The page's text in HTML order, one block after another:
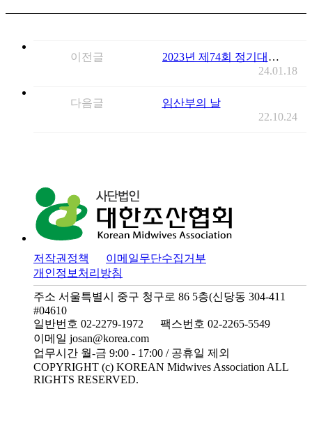
이전글
2023년 제74회 정기대의원 총회
24.01.18
다음글
임산부의 날
22.10.24
저작권정책
이메일무단수집거부
개인정보처리방침
주소 서울특별시 중구 청구로 86 5층(신당동 304-411
#04610
일반번호 02-2279-1972
팩스번호 02-2265-5549
이메일 josan@korea.com
업무시간 월-금 9:00 - 17:00 / 공휴일 제외
COPYRIGHT (c) KOREAN Midwives Association ALL
RIGHTS RESERVED.